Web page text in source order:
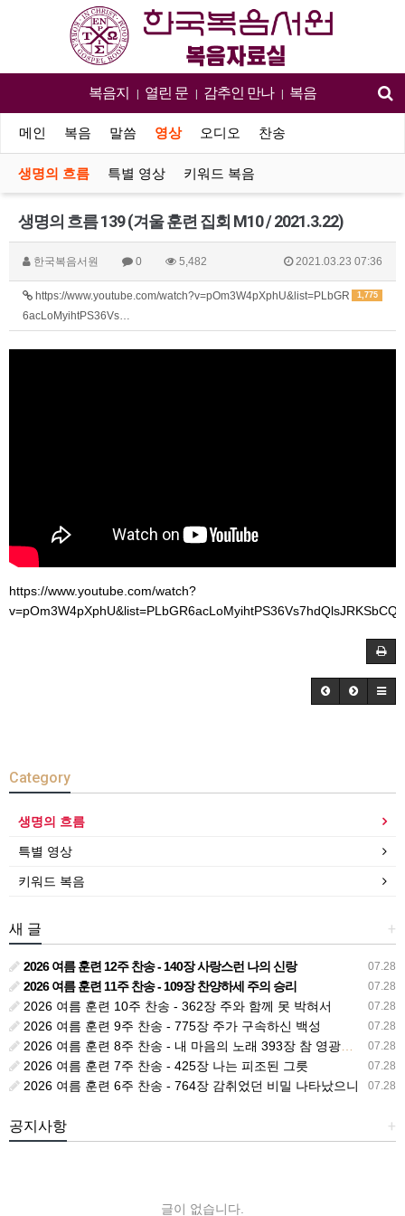
복음지 | 열린 문 | 감추인 만나 | 복음
메인 복음 말씀 영상 오디오 찬송
생명의 흐름 특별 영상 키워드 복음
생명의 흐름 139 (겨울 훈련 집회 M10 / 2021.3.22)
한국복음서원 0 5,482 2021.03.23 07:36
1,775
https://www.youtube.com/watch?v=pOm3W4pXphU&list=PLbGR
6acLoMyihtPS36Vs…
https://www.youtube.com/watch?
Category
생명의 흐름
특별 영상
키워드 복음
+
새 글
07.28
2026 여름 훈련 12주 찬송 - 140장 사랑스런 나의 신랑
07.28
2026 여름 훈련 11주 찬송 - 109장 찬양하세 주의 승리
07.28
2026 여름 훈련 10주 찬송 - 362장 주와 함께 못 박혀서
07.28
2026 여름 훈련 9주 찬송 - 775장 주가 구속하신 백성
07.28
2026 여름 훈련 8주 찬송 - 내 마음의 노래 393장 참 영광스런 우리 왕
07.28
2026 여름 훈련 7주 찬송 - 425장 나는 피조된 그릇
07.28
2026 여름 훈련 6주 찬송 - 764장 감취었던 비밀 나타났으니
+
공지사항
글이 없습니다.